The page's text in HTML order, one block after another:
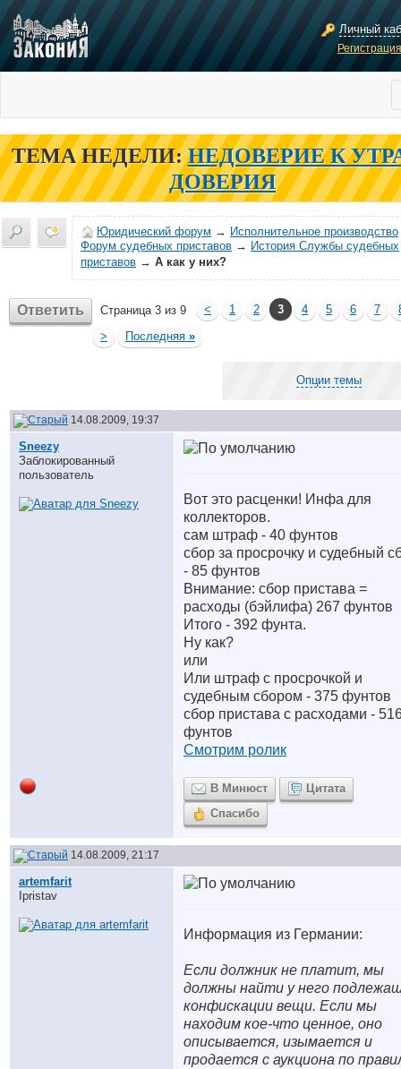
Личный
ТЕМА НЕДЕЛИ: НЕДОВЕРИЕ К
ДОВЕРИЯ
Юридический форум → Исполнительное производство
Форум судебных приставов → История Службы судебных
приставов → А как у них?
Ответить Страница 3 из 9 < 1 2 3 4 5 6 7
>
Последняя »
Опции темы
14.08.2009, 19:37
Sneezy
Заблокированный
пользователь
Вот это расценки! Инфа для
коллекторов.
сам штраф - 40 фунтов
сбор за просрочку и судебный
- 85 фунтов
Внимание: сбор пристава =
расходы (бэйлифа) 267 фунтов
Итого - 392 фунта.
Ну как?
или
Или штраф с просрочкой и
судебным сбором - 375 фунтов
сбор пристава с расходами -
фунтов
Смотрим ролик
В Минюст
Цитата
Спасибо
14.08.2009, 21:17
artemfarit
Ipristav
Информация из Германии:
Если должник не платит, мы
должны найти у него
конфискации вещи. Если мы
находим кое-что ценное, оно
описывается, изымается и
продается с аукциона по